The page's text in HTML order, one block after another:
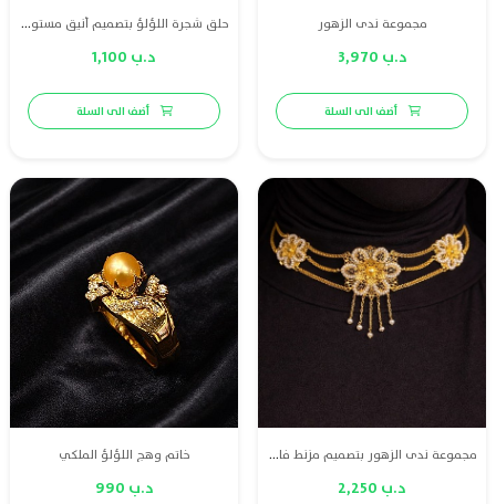
مجموعة ندى الزهور
د.ب 3,970
أضف الى السلة
حلق شجرة اللؤلؤ بتصميم أنيق مستوحى من الطبيعة
د.ب 1,100
أضف الى السلة
مجموعة ندى الزهور بتصميم مزنط فاخر من ذهب عيار 21 مع لؤلؤ طبيعي بحريني
د.ب 2,250
خاتم وهج اللؤلؤ الملكي
د.ب 990